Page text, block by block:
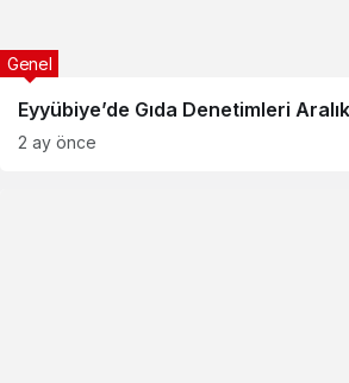
Eyyübiye’de Gıda Denetimleri
Genel
2 ay önce